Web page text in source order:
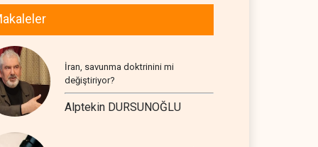
İran, savunma doktrinini mi
değiştiriyor?
Alptekin DURSUNOĞLU